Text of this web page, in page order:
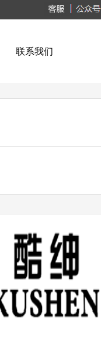
联系我们